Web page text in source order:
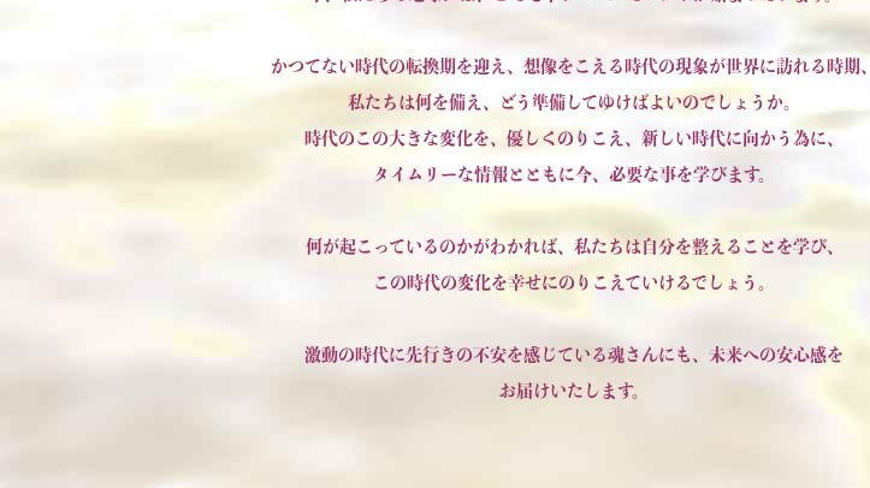
かつてない時代の転換期を迎え、想像をこえる時代の現象が世界に訪れる時期、
私たちは何を備え、どう準備してゆけばよいのでしょうか。
時代のこの大きな変化を、優しくのりこえ、新しい時代に向かう為に、
タイムリーな情報とともに今、必要な事を学びます。
何が起こっているのかがわかれば、私たちは自分を整えることを学び、
この時代の変化を幸せにのりこえていけるでしょう。
激動の時代に先行きの不安を感じている魂さんにも、未来への安心感を
お届けいたします。